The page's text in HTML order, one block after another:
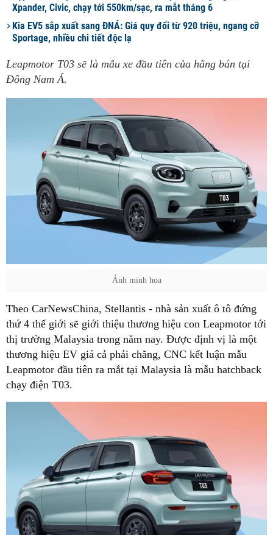
Xpander, Civic, chạy tới 550km/sạc, ra mắt tháng 6
Kia EV5 sắp xuất sang ĐNÁ: Giá quy đổi từ 920 triệu, ngang cỡ
Sportage, nhiều chi tiết độc lạ
Leapmotor T03 sẽ là mẫu xe đầu tiên của hãng bán tại
Đông Nam Á.
Ảnh minh họa
Theo CarNewsChina, Stellantis - nhà sản xuất ô tô đứng
thứ 4 thế giới sẽ giới thiệu thương hiệu con Leapmotor tới
thị trường Malaysia trong năm nay. Được định vị là một
thương hiệu EV giá cả phải chăng, CNC kết luận mẫu
Leapmotor đầu tiên ra mắt tại Malaysia là mẫu hatchback
chạy điện T03.